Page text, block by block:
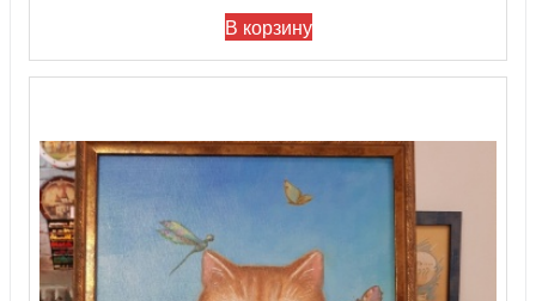
В корзину